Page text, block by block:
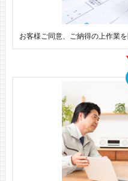
お客様ご同意、ご納得の上作業を